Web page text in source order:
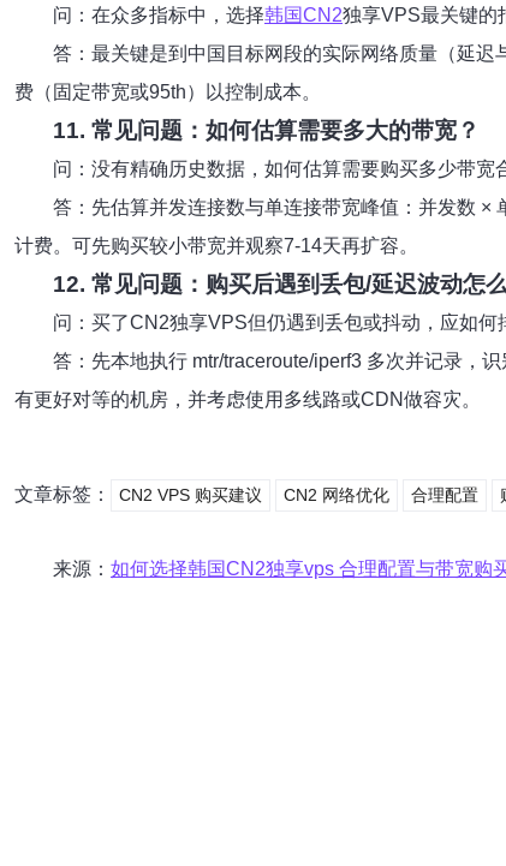
问：在众多指标中，选择韩国CN2独享VPS最关键的
答：最关键是到中国目标网段的实际网络质量（延
费（固定带宽或95th）以控制成本。
11. 常见问题：如何估算需要多大的带宽？
问：没有精确历史数据，如何估算需要购买多少带宽
答：先估算并发连接数与单连接带宽峰值：并发数 ×
计费。可先购买较小带宽并观察7-14天再扩容。
12. 常见问题：购买后遇到丢包/延迟波动怎
问：买了CN2独享VPS但仍遇到丢包或抖动，应如何
答：先本地执行 mtr/traceroute/iperf3 多次并记录，
有更好对等的机房，并考虑使用多线路或CDN做容灾。
文章标签： CN2 VPS 购买建议 CN2 网络优化 合理配置
来源： 如何选择韩国CN2独享vps 合理配置与带宽购